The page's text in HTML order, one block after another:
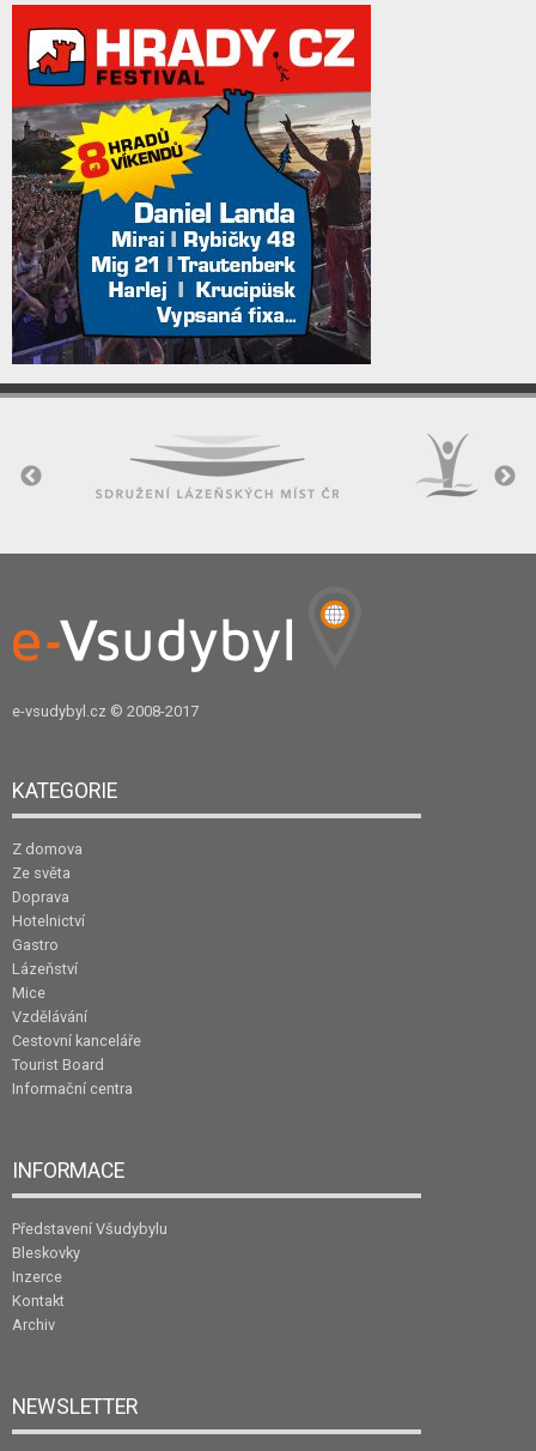
e-vsudybyl.cz © 2008-2017
KATEGORIE
Z domova
Ze světa
Doprava
Hotelnictví
Gastro
Lázeňství
Mice
Vzdělávání
Cestovní kanceláře
Tourist Board
Informační centra
INFORMACE
Představení Všudybylu
Bleskovky
Inzerce
Kontakt
Archiv
NEWSLETTER